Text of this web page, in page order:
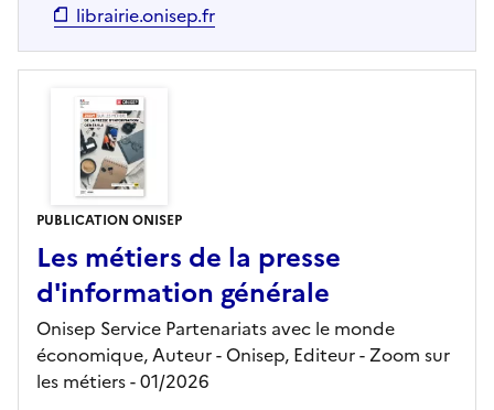
librairie.onisep.fr
PUBLICATION ONISEP
Les métiers de la presse
d'information générale
Onisep Service Partenariats avec le monde
économique, Auteur - Onisep, Editeur- Zoom sur
les métiers- 01/2026